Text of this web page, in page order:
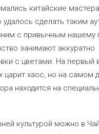
китайские
сделать таким
с привычным нашему
занимают аккуратно
с цветами. На первый
царит хаос, но на самом
находится на
культурой можно в